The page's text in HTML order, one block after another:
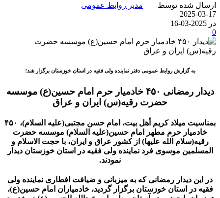
ارسال شده توسط
مدیر روابط عمومی
2025-03-17
در 2025-03-16
0
به گزارش روابط عمومی دفتر نماینده ولی فقیه در استان خوزستان برگزار شد؛
دیدار رمضانی ۴۵۰ خادمیار حرم امام حسین(ع) موسسه
حضرت رقیه(س) ایران و عراق
بمناسیت میلاد کریم أهل بیت، امام حسن مجتبی(علیه السلام)، ۴۵۰
خادمیار حرم مطهر امام حسین(علیه السلام) موسسه حضرت
رقیه(سلام الله علیها) از کشور عراق و ایران، با حجت الاسلام و
المسلمین موسوی فرد نماینده ولی فقیه در استان خوزستان دیدار
نمودند.
در این دیدار رمضانی که به میزبانی و ضیافت افطاری نماینده ولی
فقیه در استان خوزستان برگزار گردید، خادمیاران امام حسین(ع)،